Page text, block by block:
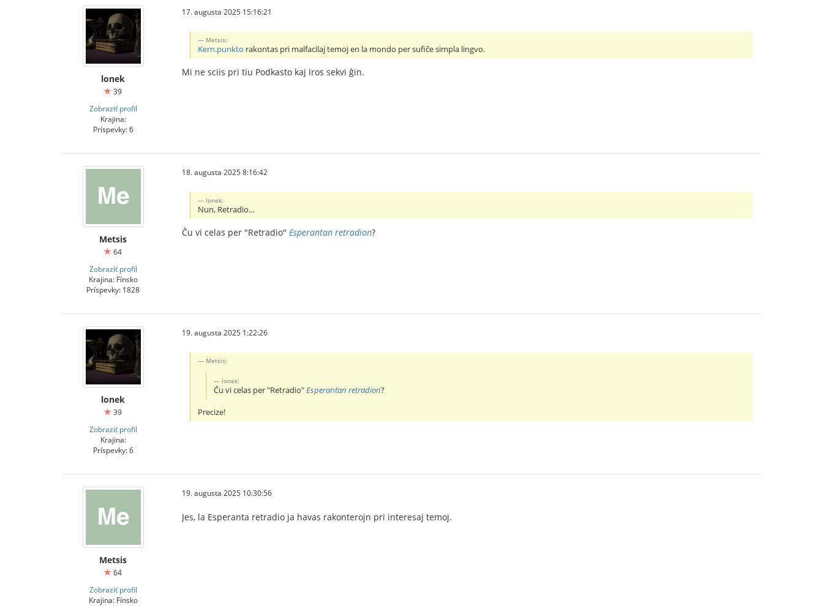
lonek
39
Zobraziť profil
Krajina:
Príspevky: 6
17. augusta 2025 15:16:21
Metsis:
Kern.punkto rakontas pri malfacilaj temoj en la mondo per sufiĉe simpla lingvo.
Mi ne sciis pri tiu Podkasto kaj iros sekvi ĝin.
Metsis
64
Zobraziť profil
Krajina: Fínsko
Príspevky: 1828
18. augusta 2025 8:16:42
lonek:
Nun, Retradio…
Ĉu vi celas per "Retradio" Esperantan retradion?
lonek
39
Zobraziť profil
Krajina:
Príspevky: 6
19. augusta 2025 1:22:26
Metsis:
lonek:
Ĉu vi celas per "Retradio"Esperantan retradion?
Precize!
Metsis
64
Zobraziť profil
Krajina: Fínsko
19. augusta 2025 10:30:56
Jes, la Esperanta retradio ja havas rakonterojn pri interesaj temoj.